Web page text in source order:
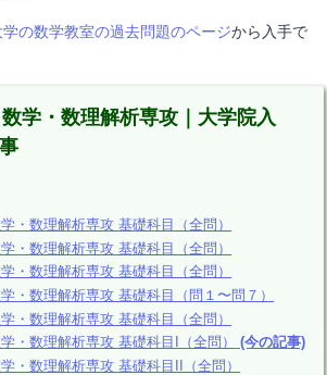
の数学教室の過去問題のページから入手で
数学・数理解析専攻｜大学院入
・数理解析専攻 基礎科目（全問）
・数理解析専攻 基礎科目（全問）
・数理解析専攻 基礎科目（全問）
・数理解析専攻 基礎科目（問１〜問７）
・数理解析専攻 基礎科目（全問）
・数理解析専攻 基礎科目I（全問）
(今の記事)
・数理解析専攻 基礎科目II（全問）